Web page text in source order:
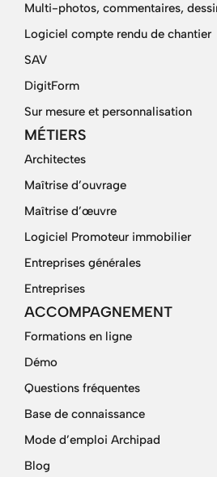
Multi-photos, commentaires,
Logiciel compte rendu de chantier
SAV
DigitForm
Sur mesure et personnalisation
MÉTIERS
Architectes
Maîtrise d’ouvrage
Maîtrise d’œuvre
Logiciel Promoteur immobilier
Entreprises générales
Entreprises
ACCOMPAGNEMENT
Formations en ligne
Démo
Questions fréquentes
Base de connaissance
Mode d’emploi Archipad
Blog